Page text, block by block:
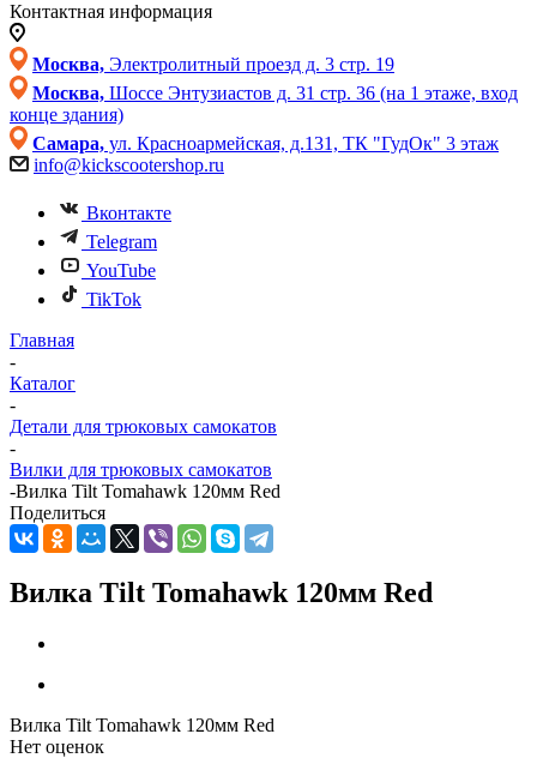
Контактная информация
Москва, Электролитный проезд д. 3 стр. 19
Москва, Шоссе Энтузиастов д. 31 стр. 36 (на 1 этаже, вход
конце здания)
Самара, ул. Красноармейская, д.131, ТК "ГудОк" 3 этаж
info@kickscootershop.ru
Вконтакте
Telegram
YouTube
TikTok
Главная
-
Каталог
-
Детали для трюковых самокатов
-
Вилки для трюковых самокатов
-Вилка Tilt Tomahawk 120мм Red
Поделиться
Вилка Tilt Tomahawk 120мм Red
Вилка Tilt Tomahawk 120мм Red
Нет оценок